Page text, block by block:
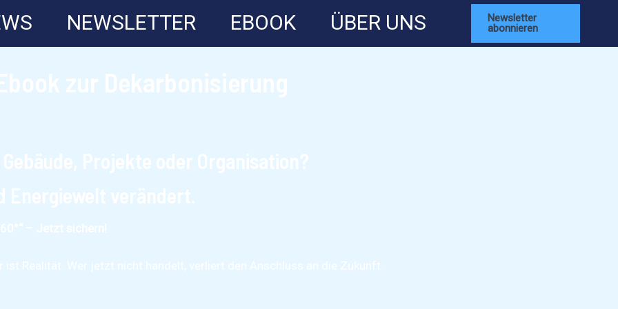
NEWSLETTER EBOOK ÜBER UNS
Newsletter
abonnieren
zur Dekarbonisierung
Projekte oder Organisation?
Energiewelt verändert.
– Jetzt sichern!
Realität. Wer jetzt nicht handelt, verliert den Anschluss an die Zukunft.